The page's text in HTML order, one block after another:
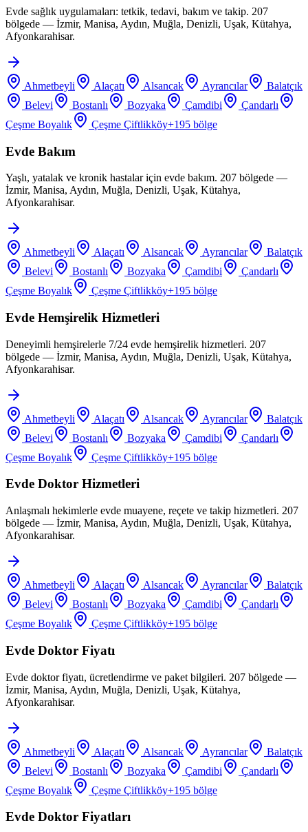
Evde sağlık uygulamaları: tetkik, tedavi, bakım ve takip. 207
bölgede — İzmir, Manisa, Aydın, Muğla, Denizli, Uşak, Kütahya,
Afyonkarahisar.
Ahmetbeyli Alaçatı Alsancak Ayrancılar
Balatçık
Belevi
Bostanlı Bozyaka Çamdibi
Çandarlı
Çeşme Boyalık
Çeşme Çiftlikköy+195 bölge
Evde Bakım
Yaşlı, yatalak ve kronik hastalar için evde bakım. 207 bölgede —
İzmir, Manisa, Aydın, Muğla, Denizli, Uşak, Kütahya,
Afyonkarahisar.
Ahmetbeyli Alaçatı Alsancak Ayrancılar
Balatçık
Belevi
Bostanlı Bozyaka Çamdibi
Çandarlı
Çeşme Boyalık
Çeşme Çiftlikköy+195 bölge
Evde Hemşirelik Hizmetleri
Deneyimli hemşirelerle 7/24 evde hemşirelik hizmetleri. 207
bölgede — İzmir, Manisa, Aydın, Muğla, Denizli, Uşak, Kütahya,
Afyonkarahisar.
Ahmetbeyli Alaçatı Alsancak Ayrancılar
Balatçık
Belevi
Bostanlı Bozyaka Çamdibi
Çandarlı
Çeşme Boyalık
Çeşme Çiftlikköy+195 bölge
Evde Doktor Hizmetleri
Anlaşmalı hekimlerle evde muayene, reçete ve takip hizmetleri. 207
bölgede — İzmir, Manisa, Aydın, Muğla, Denizli, Uşak, Kütahya,
Afyonkarahisar.
Ahmetbeyli Alaçatı Alsancak Ayrancılar
Balatçık
Belevi
Bostanlı Bozyaka Çamdibi
Çandarlı
Çeşme Boyalık
Çeşme Çiftlikköy+195 bölge
Evde Doktor Fiyatı
Evde doktor fiyatı, ücretlendirme ve paket bilgileri. 207 bölgede —
İzmir, Manisa, Aydın, Muğla, Denizli, Uşak, Kütahya,
Afyonkarahisar.
Ahmetbeyli Alaçatı Alsancak Ayrancılar
Balatçık
Belevi
Bostanlı Bozyaka Çamdibi
Çandarlı
Çeşme Boyalık
Çeşme Çiftlikköy+195 bölge
Evde Doktor Fiyatları